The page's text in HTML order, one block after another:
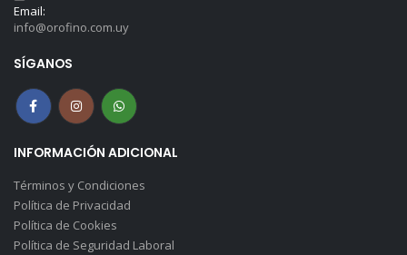
Email:
info@orofino.com.uy
SÍGANOS
INFORMACIÓN ADICIONAL
Términos y Condiciones
Política de Privacidad
Política de Cookies
Política de Seguridad Laboral